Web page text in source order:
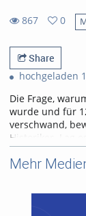
867
views
0
favorites
Share
hochgeladen
Die Frage,
wurde und für
verschwand,
Historiker. Lag
ihren Staat
Charakter der
neuen
Mehr